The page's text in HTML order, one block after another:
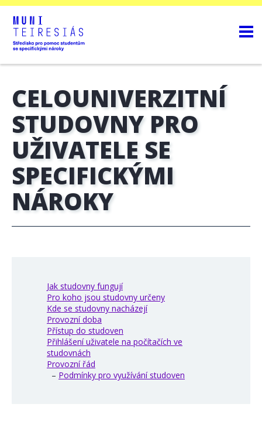
CELOUNIVERZITNÍ
STUDOVNY PRO
UŽIVATELE SE
SPECIFICKÝMI
NÁROKY
Jak studovny fungují
Pro koho jsou studovny určeny
Kde se studovny nacházejí
Provozní doba
Přístup do studoven
Přihlášení uživatele na počítačích ve
studovnách
Provozní řád
– Podmínky pro využívání studoven